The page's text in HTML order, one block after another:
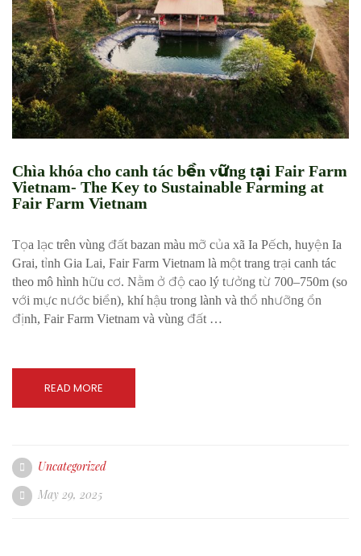
Chìa khóa cho canh tác bền vững tại Fair Farm
Vietnam- The Key to Sustainable Farming at
Fair Farm Vietnam
Tọa lạc trên vùng đất bazan màu mỡ của xã Ia Pếch, huyện Ia
Grai, tỉnh Gia Lai, Fair Farm Vietnam là một trang trại canh tác
theo mô hình hữu cơ. Nằm ở độ cao lý tưởng từ 700–750m (so
với mực nước biển), khí hậu trong lành và thổ nhưỡng ổn
định, Fair Farm Vietnam và vùng đất …
READ MORE
Uncategorized
May 29, 2025